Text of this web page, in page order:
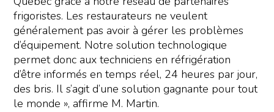
frigoristes. Les restaurateurs ne veulent
généralement pas avoir à gérer les problèmes
d’équipement. Notre solution technologique
permet donc aux techniciens en réfrigération
d’être informés en temps réel, 24 heures par jour,
des bris. Il s’agit d’une solution gagnante pour tout
le monde », affirme M. Martin.